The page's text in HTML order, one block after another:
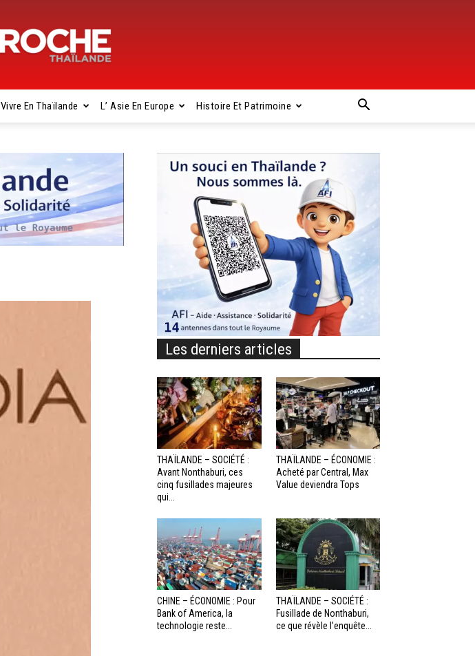
Gavroche
Thaïlande
Vivre En Thaïlande L’ Asie En Europe Histoire Et Patrimoine
Les derniers articles
THAÏLANDE – SOCIÉTÉ :
Avant Nonthaburi, ces
cinq fusillades majeures
qui...
THAÏLANDE – ÉCONOMIE :
Acheté par Central, Max
Value deviendra Tops
CHINE – ÉCONOMIE : Pour
Bank of America, la
technologie reste...
THAÏLANDE – SOCIÉTÉ :
Fusillade de Nonthaburi,
ce que révèle l’enquête...